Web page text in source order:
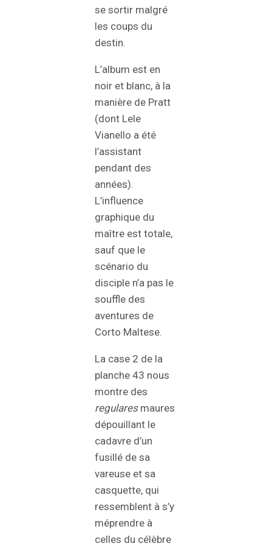
se sortir malgré
les coups du
destin.
L’album est en
noir et blanc, à la
manière de Pratt
(dont Lele
Vianello a été
l’assistant
pendant des
années).
L’influence
graphique du
maître est totale,
sauf que le
scénario du
disciple n’a pas le
souffle des
aventures de
Corto Maltese.
La case 2 de la
planche 43 nous
montre des
regularesmaures
dépouillant le
cadavre d’un
fusillé de sa
vareuse et sa
casquette, qui
ressemblent à s’y
méprendre à
celles du célèbre